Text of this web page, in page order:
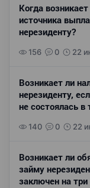
Когда
источника
нерезиденту?
156 0 22
Возникает ли
нерезиденту,
не состоялась
140 0 22
Возникает ли
займу
заключен на три